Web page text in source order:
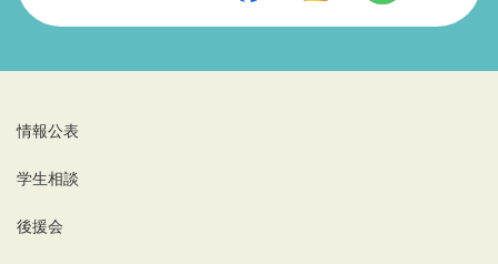
情報公表
学生相談
後援会